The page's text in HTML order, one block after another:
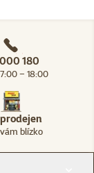
180
– 18:00
blízko